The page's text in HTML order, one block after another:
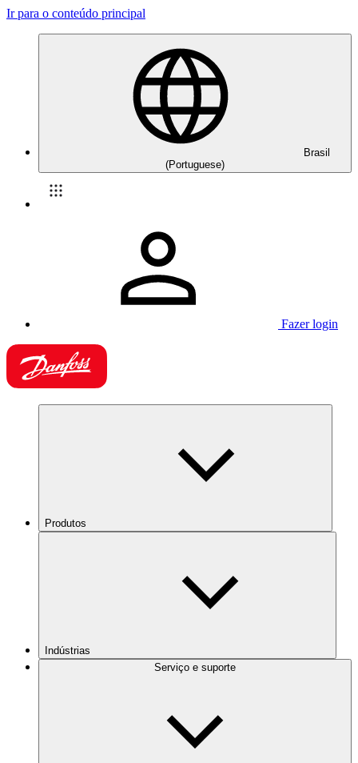
Ir para o conteúdo principal
Brasil
(Portuguese)
Fazer login
Produtos
Indústrias
Serviço e suporte